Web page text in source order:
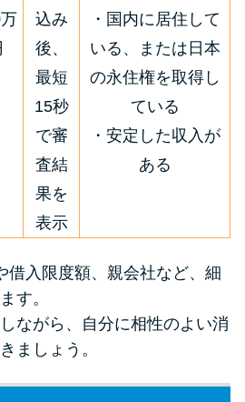
とは？絶対審査通る？借金
む人へ街金をおすすめしな
でお金を借りるには？年利
ステムをカードローンと比
がお金を借りる方法があ
お金を借りる方法は？親
込み
後、
最短
15秒
で審
査結
果を
表示
・国内に居住して
いる、または日本
の永住権を取得し
ている
・安定した収入が
ある
借入限度額、親会社など、細
す。
ながら、自分に相性のよい消
ましょう。